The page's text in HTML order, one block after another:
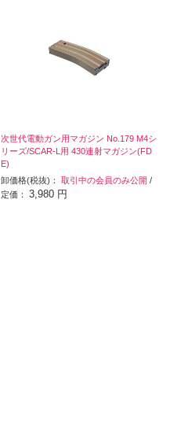
次世代電動ガン用マガジン No.179 M4シ
リーズ/SCAR-L用 430連射マガジン(FD
E)
卸価格(税抜)：取引中の会員のみ公開 /
定価：3,980 円